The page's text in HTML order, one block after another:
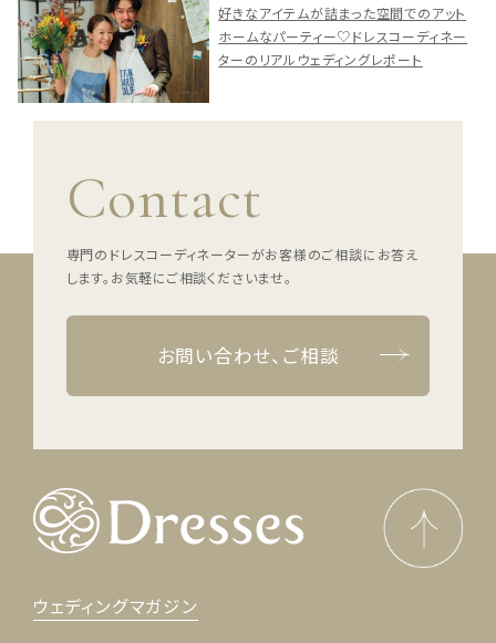
好きなアイテムが詰まった空間でのアット
ホームなパーティー♡ドレスコーディネー
ターのリアルウェディングレポート
Contact
専門のドレスコーディネーターがお客様のご相談にお答え
します。 お気軽にご相談くださいませ。
お問い合わせ、ご相談
ウェディングマガジン